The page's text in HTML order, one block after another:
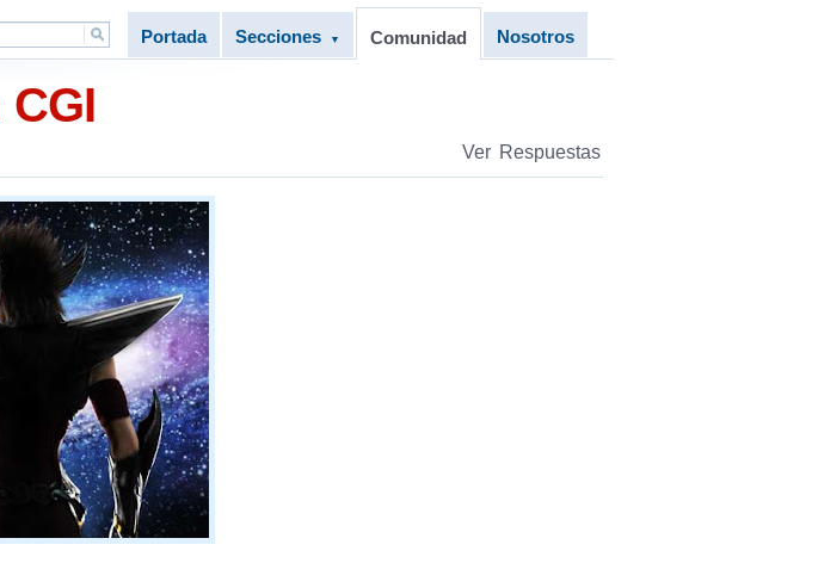
Portada Secciones ▼ Comunidad Nosotros
Ver Respuestas